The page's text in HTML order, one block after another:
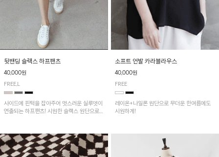
뒷밴딩 슬랙스 하프팬츠
40,000원
FREE,L
사이드에 핀턱을 잡아주어 멋스러운 실루엣이
연출되는 하프팬츠! 시원한 슬랙스 원단으로
소프트 언발 카라블라우스
40,000원
FREE
레이온+나일론 원단으로 무더운 한여름에도
시원하게!